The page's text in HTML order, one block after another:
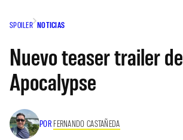
SPOILER NOTICIAS
Nuevo teaser trailer de
Apocalypse
POR FERNANDO CASTAÑEDA